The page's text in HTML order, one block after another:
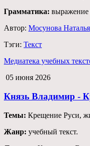
Грамматика:
Автор: Мосунова Наталья
Тэги: Текст
Медиатека учебных
05 июня 2026
Князь Владимир -
Темы: Крещение Руси,
Жанр: учебный текст.